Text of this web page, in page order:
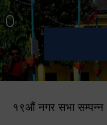
१९औं नगर सभा सम्पन्न